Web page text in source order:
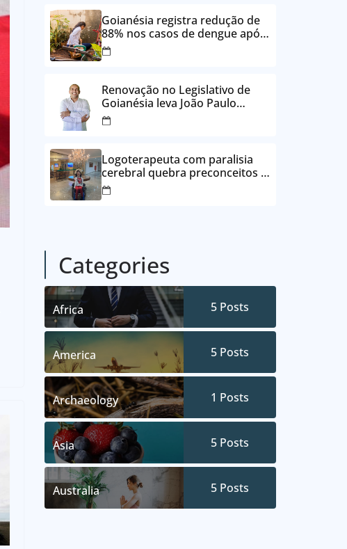
Goianésia registra redução de
88% nos casos de dengue após
ações de prevenção da
Prefeitura
Renovação no Legislativo de
Goianésia leva João Paulo
Batista à Câmara Municipal
Logoterapeuta com paralisia
cerebral quebra preconceitos e
ajuda pacientes a reencontrar
propósito em Goianésia
Categories
Africa 5 Posts
America 5 Posts
Archaeology 1 Posts
Asia 5 Posts
Australia 5 Posts